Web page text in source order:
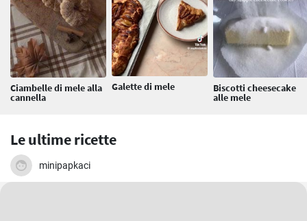
Ciambelle di mele alla
cannella
Galette di mele Biscotti cheesecake
alle mele
Le ultime ricette
minipapkaci